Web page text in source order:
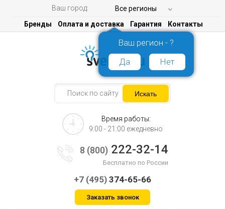
Ваш город: Все регионы
Ваш регион - ?
Да
Нет
Бренды Оплата и доставка Гарантия Контакты
Время работы:
9:00 - 21:00 ежедневно
8 (800) 222-32-14
Бесплатно по России
+7 (495) 374-65-66
Заказать звонок